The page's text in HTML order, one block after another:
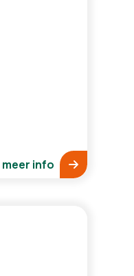
meer info